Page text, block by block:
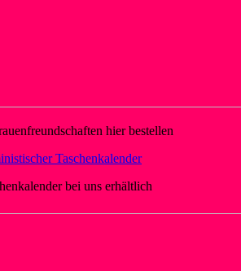
hier bestellen
bei uns erhältlich